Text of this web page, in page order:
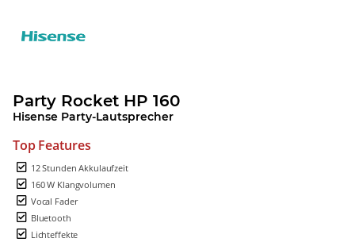
Party Rocket HP 160
Hisense Party-Lautsprecher
Top Features
12 Stunden Akkulaufzeit
160 W Klangvolumen
Vocal Fader
Bluetooth
Lichteffekte